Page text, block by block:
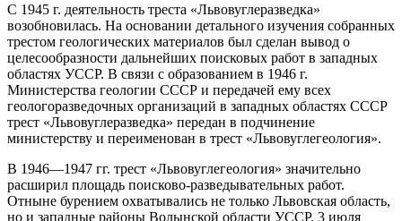
С 1945 г. деятельность треста «Львовуглеразведка»
возобновилась. На основании детального изучения собранных
трестом геологических материалов был сделан вывод о
целесообразности дальнейших поисковых работ в западных
областях УССР. В связи с образованием в 1946 г.
Министерства геологии СССР и передачей ему всех
геологоразведочных организаций в западных областях СССР
трест «Львовуглеразведка» передан в подчинение
министерству и переименован в трест «Львовуглегеология».
В 1946—1947 гг. трест «Львовуглегеология» значительно
расширил площадь поисково-разведывательных работ.
Отныне бурением охватывались не только Львовская область,
но и западные районы Волынской области УССР. 3 июля